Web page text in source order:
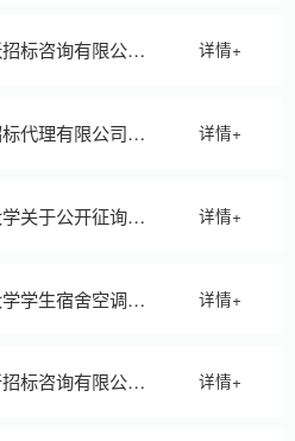
大学2026-2027
）比选采购公告
标咨询有限公司
大学2025-2026
详情+
代理有限公司关
学印刷服务比选
详情+
关于公开征询研
通讯评审服务方
详情+
学生宿舍空调全
购项目征询公告
详情+
标咨询有限公司 详情+